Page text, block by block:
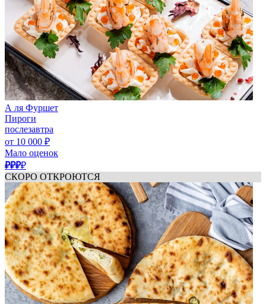
А ля Фуршет
Пироги
послезавтра
от 10 000 ₽
Мало оценок
₽₽₽₽
СКОРО ОТКРОЮТСЯ